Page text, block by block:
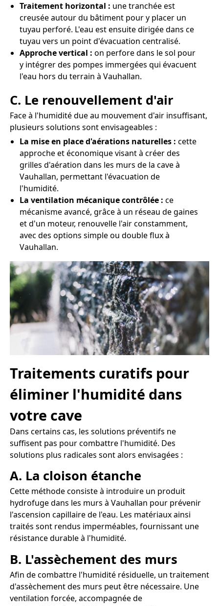
Traitement horizontal : une tranchée est
creusée autour du bâtiment pour y placer un
tuyau perforé. L'eau est ensuite dirigée dans ce
tuyau vers un point d'évacuation centralisé.
Approche vertical : on perfore dans le sol pour
y intégrer des pompes immergées qui évacuent
l'eau hors du terrain à Vauhallan.
C. Le renouvellement d'air
Face à l'humidité due au mouvement d'air insuffisant,
plusieurs solutions sont envisageables :
La mise en place d'aérations naturelles : cette
approche et économique visant à créer des
grilles d'aération dans les murs de la cave à
Vauhallan, permettant l'évacuation de
l'humidité.
La ventilation mécanique contrôlée : ce
mécanisme avancé, grâce à un réseau de gaines
et d'un moteur, renouvelle l'air constamment,
avec des options simple ou double flux à
Vauhallan.
Traitements curatifs pour
éliminer l'humidité dans
votre cave
Dans certains cas, les solutions préventifs ne
suffisent pas pour combattre l'humidité. Des
solutions plus radicales sont alors envisagées :
A. La cloison étanche
Cette méthode consiste à introduire un produit
hydrofuge dans les murs à Vauhallan pour prévenir
l'ascension capillaire de l'eau. Les matériaux ainsi
traités sont rendus imperméables, fournissant une
résistance durable à l'humidité.
B. L'assèchement des murs
Afin de combattre l'humidité résiduelle, un traitement
d'assèchement des murs peut être nécessaire. Une
ventilation forcée, accompagnée de